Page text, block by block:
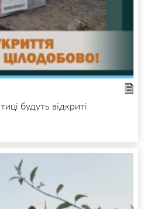
будуть відкриті